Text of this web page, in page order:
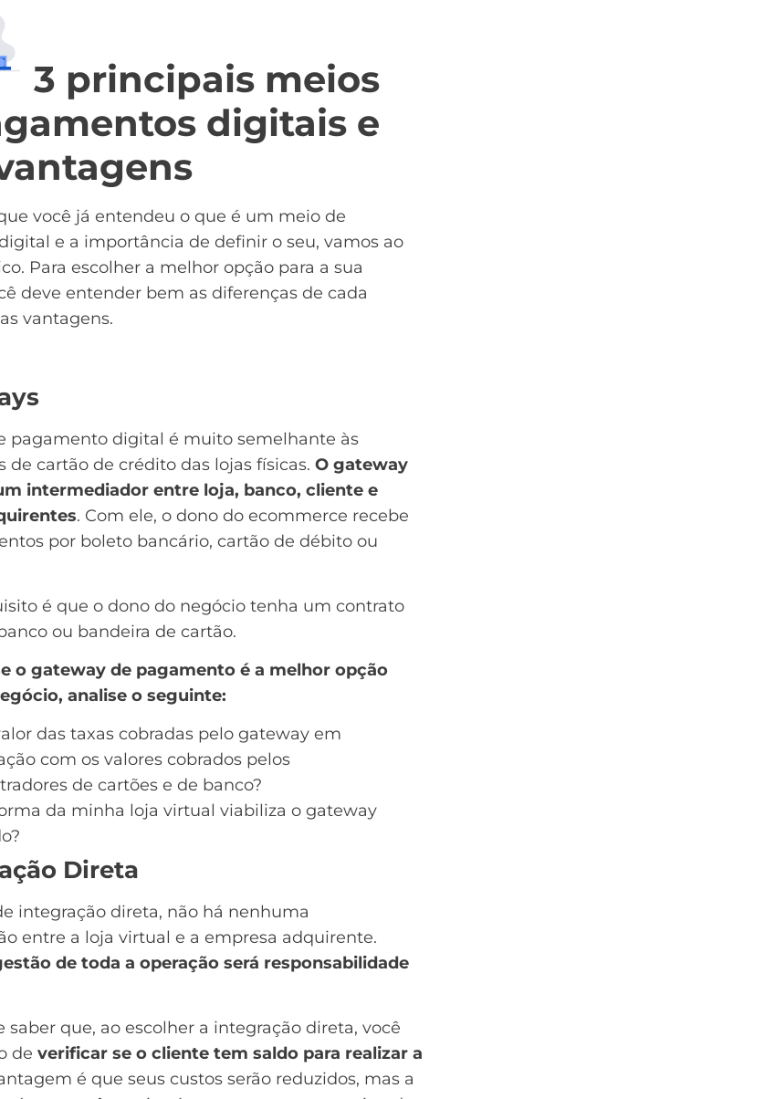
3 principais meios
digitais e
você já entendeu o que é um meio de
e a importância de definir o seu, vamos ao
Para escolher a melhor opção para a sua
deve entender bem as diferenças de cada
vantagens.
pagamento digital é muito semelhante às
de cartão de crédito das lojas físicas. O gateway
intermediador entre loja, banco, cliente e
. Com ele, o dono do ecommerce recebe
por boleto bancário, cartão de débito ou
é que o dono do negócio tenha um contrato
ou bandeira de cartão.
o gateway de pagamento é a melhor opção
analise o seguinte:
das taxas cobradas pelo gateway em
com os valores cobrados pelos
de cartões e de banco?
da minha loja virtual viabiliza o gateway
Direta
integração direta, não há nenhuma
entre a loja virtual e a empresa adquirente.
de toda a operação será responsabilidade
saber que, ao escolher a integração direta, você
de verificar se o cliente tem saldo para realizar a
é que seus custos serão reduzidos, mas a